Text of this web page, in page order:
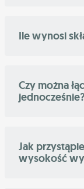
Ile wynosi
Czy można
jednocześnie?
Jak
wysokość